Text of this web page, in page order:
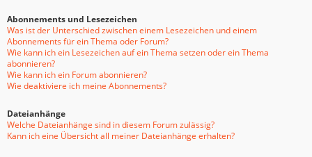
Abonnements und Lesezeichen
Was ist der Unterschied zwischen einem Lesezeichen und einem
Abonnements für ein Thema oder Forum?
Wie kann ich ein Lesezeichen auf ein Thema setzen oder ein Thema
abonnieren?
Wie kann ich ein Forum abonnieren?
Wie deaktiviere ich meine Abonnements?
Dateianhänge
Welche Dateianhänge sind in diesem Forum zulässig?
Kann ich eine Übersicht all meiner Dateianhänge erhalten?